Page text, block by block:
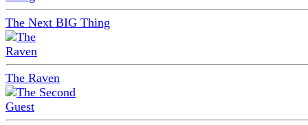
The Next BIG Thing
The Raven